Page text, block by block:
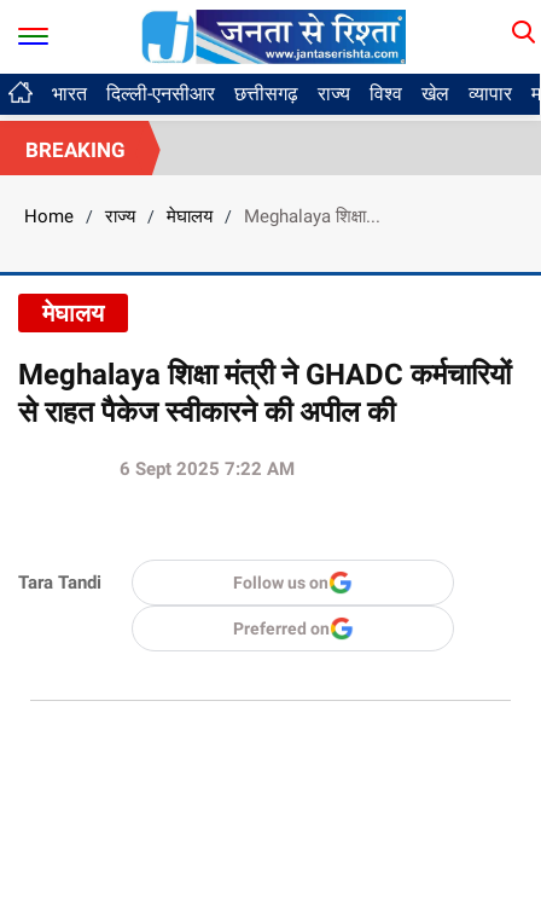
भारत दिल्ली-एनसीआर छत्तीसगढ़ राज्य विश्व खेल व्यापार
BREAKING
Home / राज्य / मेघालय / Meghalaya शिक्षा...
मेघालय
Meghalaya शिक्षा मंत्री ने GHADC कर्मचारियों
से राहत पैकेज स्वीकारने की अपील की
Tara Tandi
6 Sept 2025 7:22 AM
Follow us on
Preferred on